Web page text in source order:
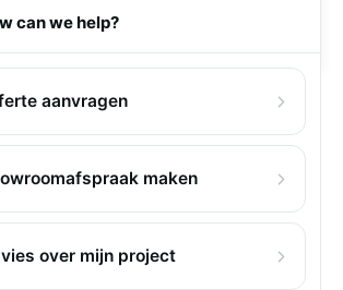
can we help?
aanvragen
maken
over mijn project